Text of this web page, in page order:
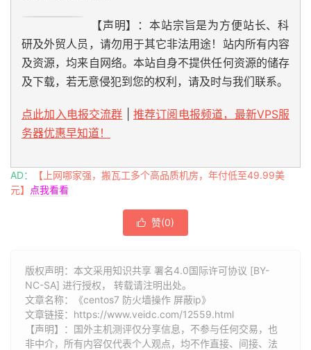
【声明】：本站宗旨是为方便站长、科
研及外贸人员，请勿用于其它非法用途！站内所有内容
及资源，均来自网络。本站自身不提供任何资源的储存
及下载，若无意侵犯到您的权利，请及时与我们联系。
点此加入电报交流群
推荐订阅电报频道，最新VPS服
务器优惠早知道！
AD：
【上网哪家强，搬瓦工多个高品质机房，年付低至49.99美
元】
点我看看
 赞(0)
版权声明：本文采用知识共享 署名4.0国际许可协议 [BY-
NC-SA] 进行授权， 转载请注明出处。
文章名称：《centos7 防火墙操作 屏蔽ip》
文章链接： https://www.veidc.com/12559.html
【声明】：国外主机测评仅分享信息，不参与任何交易，也
非中介，所有内容仅代表个人观点，均不作直接、间接、法